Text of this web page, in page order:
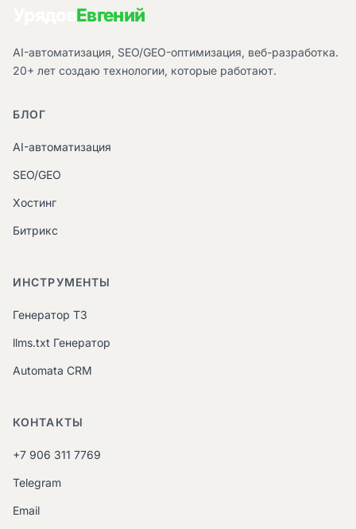
Евгений
AI-автоматизация, SEO/GEO-оптимизация, веб-разработка.
20+ лет создаю технологии, которые работают.
БЛОГ
AI-автоматизация
SEO/GEO
Хостинг
Битрикс
ИНСТРУМЕНТЫ
Генератор ТЗ
llms.txt Генератор
Automata CRM
КОНТАКТЫ
+7 906 311 7769
Telegram
Email